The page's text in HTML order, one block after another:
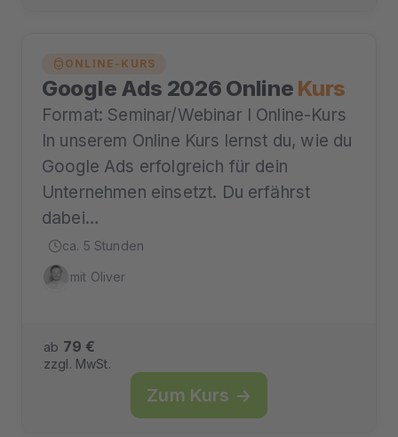
ONLINE-KURS
Google Ads 2026 Online Kurs
Format: Seminar/Webinar I Online-Kurs
In unserem Online Kurs lernst du, wie du
Google Ads erfolgreich für dein
Unternehmen einsetzt. Du erfährst
dabei…
ca. 5 Stunden
mit Oliver
ab 79 €
zzgl. MwSt.
Zum Kurs →